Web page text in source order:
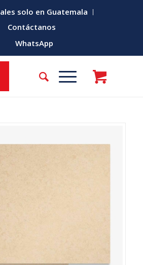
solo en Guatemala
Contáctanos
WhatsApp